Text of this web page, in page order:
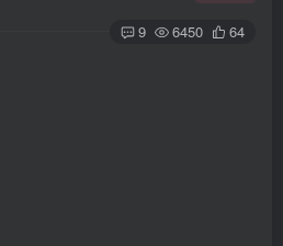
9 6450 64